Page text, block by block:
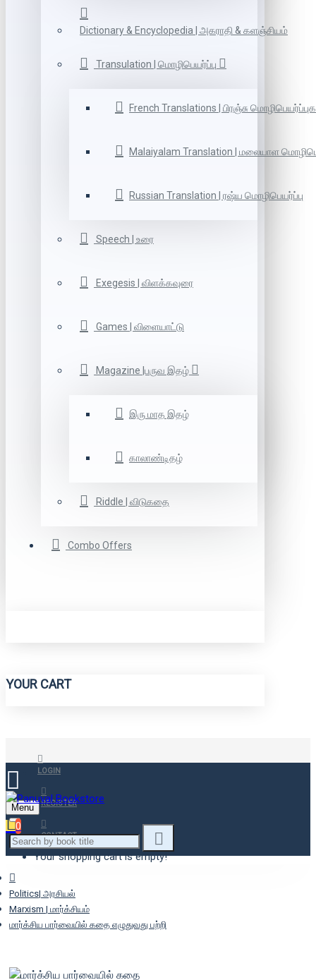
Dictionary & Encyclopedia | அகராதி & களஞ்சியம்
Transulation | மொழிபெயர்ப்பு
French Translations | பிரஞ்சு
Malaiyalam Translation | மலையாள
Russian Translation | ரஷ்ய மொழிபெயர்ப்பு
Speech | உரை
Exegesis | விளக்கவுரை
Games | விளையாட்டு
Magazine |பருவ இதழ்
இரு மாத இதழ்
காலாண்டிதழ்
Riddle | விடுகதை
Combo Offers
YOUR CART
LOGIN
REGISTER
CONTACT
Menu
0
Your shopping cart is empty!
Politics| அரசியல்
Marxism | மார்க்சியம்
மார்க்சிய பார்வையில் கதை எழுதுவது பற்றி